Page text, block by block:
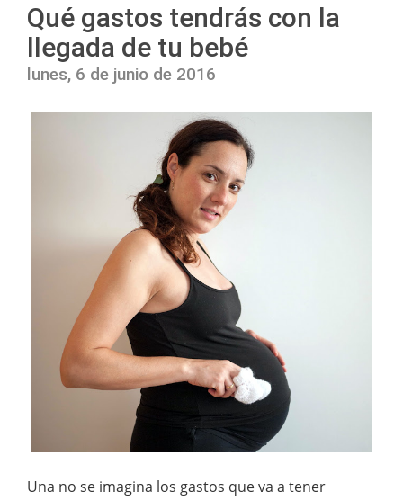
Qué gastos tendrás con la
llegada de tu bebé
lunes, 6 de junio de 2016
Una no se imagina los gastos que va a tener